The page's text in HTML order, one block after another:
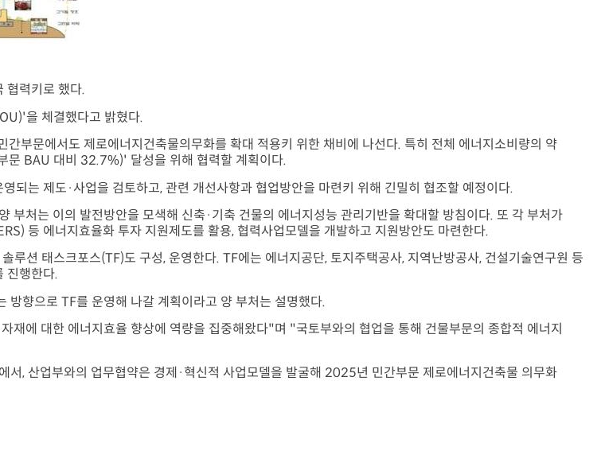
협력키로 했다.
을 체결했다고 밝혔다.
부문에서도 제로에너지건축물의무화를 확대 적용키 위한 채비에 나선다. 특히 전체 에너지소비량의 약
문 BAU 대비 32.7%)' 달성을 위해 협력할 계획이다.
되는 제도·사업을 검토하고, 관련 개선사항과 협업방안을 마련키 위해 긴밀히 협조할 예정이다.
처는 이의 발전방안을 모색해 신축·기축 건물의 에너지성능 관리기반을 확대할 방침이다. 또 각 부처가
등 에너지효율화 투자 지원제도를 활용, 협력사업모델을 개발하고 지원방안도 마련한다.
션 태스크포스(TF)도 구성, 운영한다. TF에는 에너지공단, 토지주택공사, 지역난방공사, 건설기술연구원 등
진행한다.
방향으로 TF를 운영해 나갈 계획이라고 양 부처는 설명했다.
에 대한 에너지효율 향상에 역량을 집중해왔다"며 "국토부와의 협업을 통해 건물부문의 종합적 에너지
, 산업부와의 업무협약은 경제·혁신적 사업모델을 발굴해 2025년 민간부문 제로에너지건축물 의무화